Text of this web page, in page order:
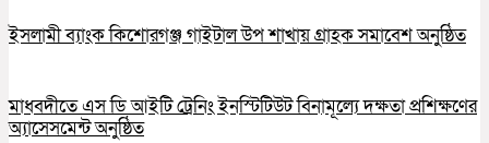
ইসলামী ব্যাংক কিশোরগঞ্জ গাইটাল উপ শাখায় গ্রাহক সমাবেশ অনুষ্ঠিত
মাধবদীতে এস ডি আইটি ট্রেনিং ইনস্টিটিউট বিনামূল্যে দক্ষতা প্রশিক্ষণের
অ্যাসেসমেন্ট অনুষ্ঠিত